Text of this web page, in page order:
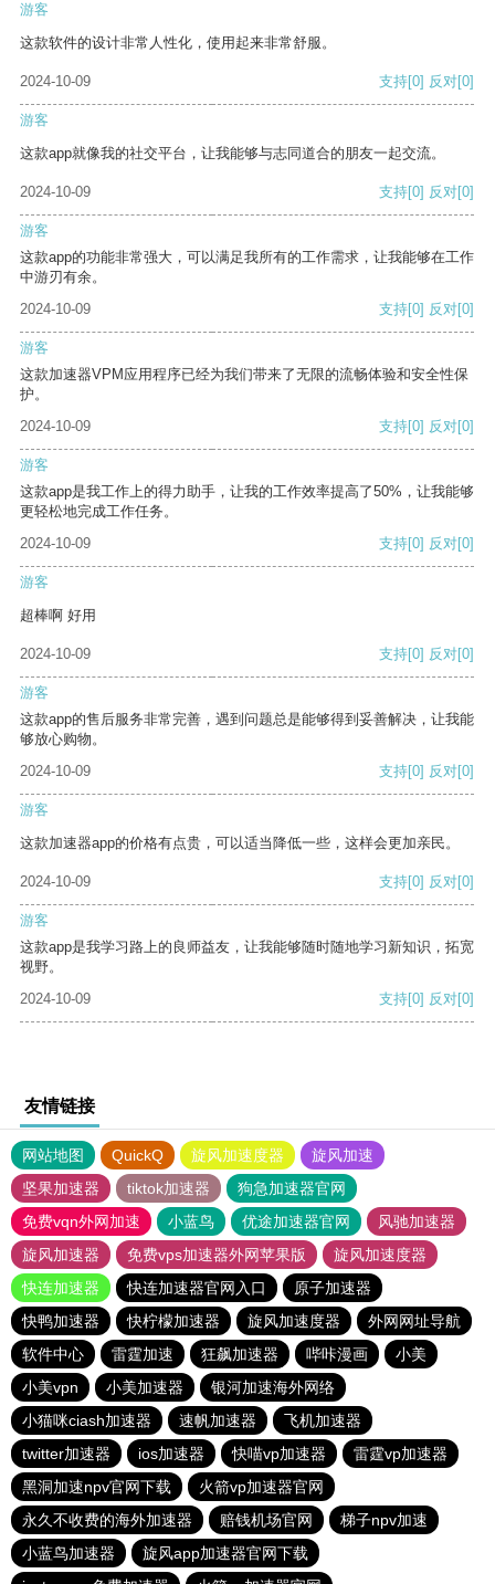
游客
这款软件的设计非常人性化，使用起来非常舒服。
2024-10-09 支持[0] 反对[0]
游客
这款app就像我的社交平台，让我能够与志同道合的朋友一起交流。
2024-10-09 支持[0] 反对[0]
游客
这款app的功能非常强大，可以满足我所有的工作需求，让我能够在工作
中游刃有余。
2024-10-09
支持[0] 反对[0]
游客
这款加速器VPM应用程序已经为我们带来了无限的流畅体验和安全性保
护。
2024-10-09
支持[0] 反对[0]
游客
这款app是我工作上的得力助手，让我的工作效率提高了50%，让我能够
更轻松地完成工作任务。
2024-10-09
支持[0] 反对[0]
游客
超棒啊 好用
2024-10-09 支持[0] 反对[0]
游客
这款app的售后服务非常完善，遇到问题总是能够得到妥善解决，让我能
够放心购物。
2024-10-09
支持[0] 反对[0]
游客
这款加速器app的价格有点贵，可以适当降低一些，这样会更加亲民。
2024-10-09 支持[0] 反对[0]
游客
这款app是我学习路上的良师益友，让我能够随时随地学习新知识，拓宽
视野。
2024-10-09
支持[0] 反对[0]
友情链接
网站地图 QuickQ 旋风加速度器
旋风加速
坚果加速器
tiktok加速器
狗急加速器官网
免费vqn外网加速
小蓝鸟 优途加速器官网
风驰加速器
旋风加速器
免费vps加速器外网苹果版
旋风加速度器
快连加速器
快连加速器官网入口
原子加速器
快鸭加速器
快柠檬加速器 旋风加速度器
外网网址导航
软件中心
雷霆加速 狂飙加速器 哔咔漫画
小美
小美vpn
小美加速器
银河加速海外网络
小猫咪ciash加速器
速帆加速器
飞机加速器
twitter加速器
ios加速器 快喵vp加速器
雷霆vp加速器
黑洞加速npv官网下载
火箭vp加速器官网
永久不收费的海外加速器
赔钱机场官网
梯子npv加速
小蓝鸟加速器
旋风app加速器官网下载